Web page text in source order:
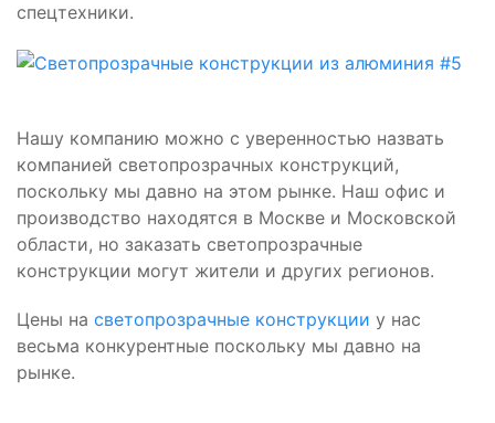
спецтехники.
Нашу компанию можно с уверенностью назвать
компанией светопрозрачных конструкций,
поскольку мы давно на этом рынке. Наш офис и
производство находятся в Москве и Московской
области, но заказать светопрозрачные
конструкции могут жители и других регионов.
Цены на светопрозрачные конструкции у нас
весьма конкурентные поскольку мы давно на
рынке.